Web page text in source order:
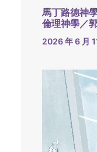
馬丁路德神
倫理神學／
2026 年 6 月